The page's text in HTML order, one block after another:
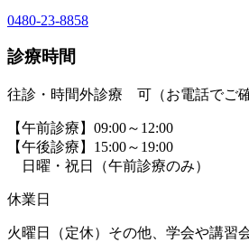
0480-23-8858
診療時間
往診・時間外診療 可（お電話でご確
【午前診療】09:00～12:00
【午後診療】15:00～19:00
日曜・祝日（午前診療のみ）
休業日
火曜日（定休）その他、学会や講習